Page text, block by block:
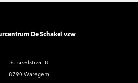
De Schakel vzw
Schakelstraat 8
8790 Waregem